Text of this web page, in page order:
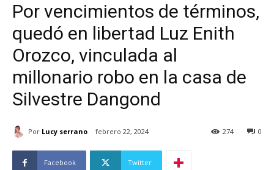
Por vencimientos de términos,
quedó en libertad Luz Enith
Orozco, vinculada al
millonario robo en la casa de
Silvestre Dangond
Por Lucy serrano febrero 22, 2024 0
274
Facebook Twitter